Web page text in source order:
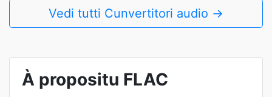
Vedi tutti Cunvertitori audio →
À propositu FLAC